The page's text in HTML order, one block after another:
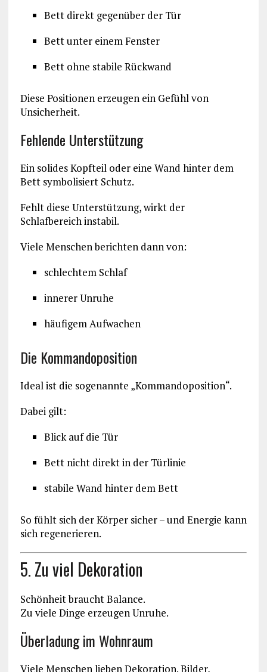
Bett direkt gegenüber der Tür
Bett unter einem Fenster
Bett ohne stabile Rückwand
Diese Positionen erzeugen ein Gefühl von
Unsicherheit.
Fehlende Unterstützung
Ein solides Kopfteil oder eine Wand hinter dem
Bett symbolisiert Schutz.
Fehlt diese Unterstützung, wirkt der
Schlafbereich instabil.
Viele Menschen berichten dann von:
schlechtem Schlaf
innerer Unruhe
häufigem Aufwachen
Die Kommandoposition
Ideal ist die sogenannte „Kommandoposition“.
Dabei gilt:
Blick auf die Tür
Bett nicht direkt in der Türlinie
stabile Wand hinter dem Bett
So fühlt sich der Körper sicher – und Energie kann
sich regenerieren.
5. Zu viel Dekoration
Schönheit braucht Balance.
Zu viele Dinge erzeugen Unruhe.
Überladung im Wohnraum
Viele Menschen lieben Dekoration. Bilder,